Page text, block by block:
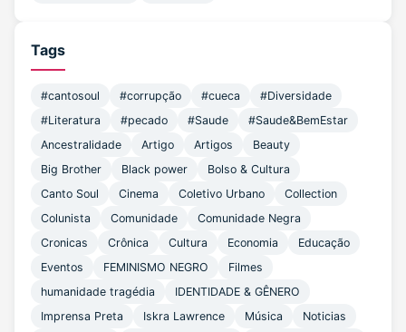
Tags
#cantosoul #corrupção #cueca
#Diversidade
#Literatura
#pecado #Saude
#Saude&BemEstar
Ancestralidade
Artigo Artigos
Beauty
Big Brother
Black power
Bolso & Cultura
Canto Soul
Cinema Coletivo Urbano
Collection
Colunista
Comunidade
Comunidade Negra
Cronicas
Crônica Cultura Economia
Educação
Eventos
FEMINISMO NEGRO
Filmes
humanidade tragédia
IDENTIDADE & GÊNERO
Imprensa Preta
Iskra Lawrence Música
Noticias